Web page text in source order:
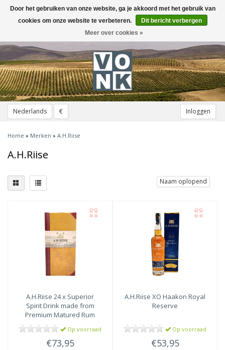
Nederlands € Inloggen
Toggle
navigation
Home » Merken » A.H.Riise
A.H.Riise
Naam oplopend
A.H.Riise 24 x Superior
Spirit Drink made from
Premium Matured Rum
Op voorraad
€73,95
A.H.Riise XO Haakon Royal
Reserve
Op voorraad
€53,95
Door het gebruiken van onze website, ga je akkoord met het gebruik van
cookies om onze website te verbeteren.
Dit bericht verbergen
Meer over cookies »